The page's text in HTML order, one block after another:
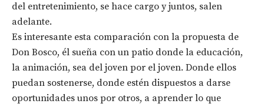
del entretenimiento, se hace cargo y juntos, salen
adelante.
Es interesante esta comparación con la propuesta de
Don Bosco, él sueña con un patio donde la educación,
la animación, sea del joven por el joven. Donde ellos
puedan sostenerse, donde estén dispuestos a darse
oportunidades unos por otros, a aprender lo que